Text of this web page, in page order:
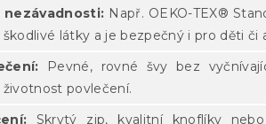
Např. OEKO-TEX®
látky a je bezpečný i pro děti či
Pevné, rovné švy bez
povlečení.
Skrytý zip, kvalitní knoflíky